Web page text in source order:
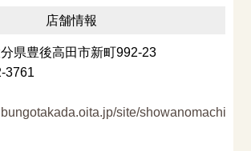
店舗情報
県豊後高田市新町992-23
3761
site/showanomachi/